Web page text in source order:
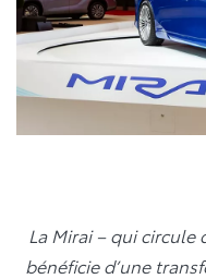
La Mirai – qui circule
bénéficie d’une